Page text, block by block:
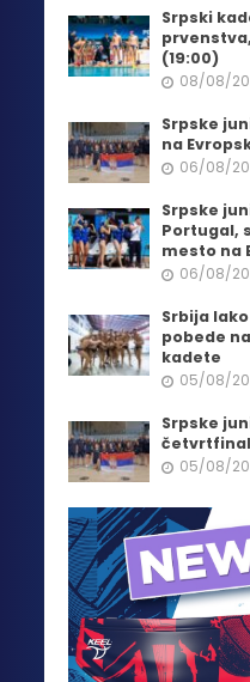
Srpski
(19:00)
08/08/
Srpske
na
06/08/
Srpske
Portugal,
mesto na
06/08/
Srbija
pobede
kadete
05/08/
Srpske
05/08/